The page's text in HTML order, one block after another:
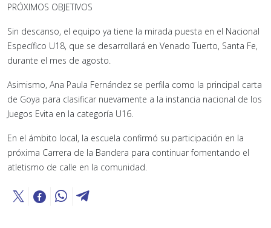
PRÓXIMOS OBJETIVOS
Sin descanso, el equipo ya tiene la mirada puesta en el Nacional
Específico U18, que se desarrollará en Venado Tuerto, Santa Fe,
durante el mes de agosto.
Asimismo, Ana Paula Fernández se perfila como la principal carta
de Goya para clasificar nuevamente a la instancia nacional de los
Juegos Evita en la categoría U16.
En el ámbito local, la escuela confirmó su participación en la
próxima Carrera de la Bandera para continuar fomentando el
atletismo de calle en la comunidad.